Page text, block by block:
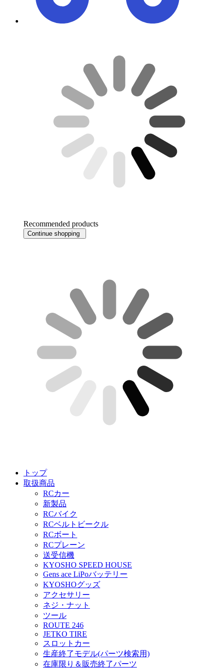
Recommended products
Continue shopping
トップ
取扱商品
RCカー
新製品
RCバイク
RCベルトビークル
RCボート
RCプレーン
送受信機
KYOSHO SPEED HOUSE
Gens ace LiPoバッテリー
KYOSHOグッズ
アクセサリー
ネジ・ナット
ツール
ROUTE 246
JETKO TIRE
スロットカー
生産終了モデル(パーツ検索用)
在庫限り＆販売終了パーツ